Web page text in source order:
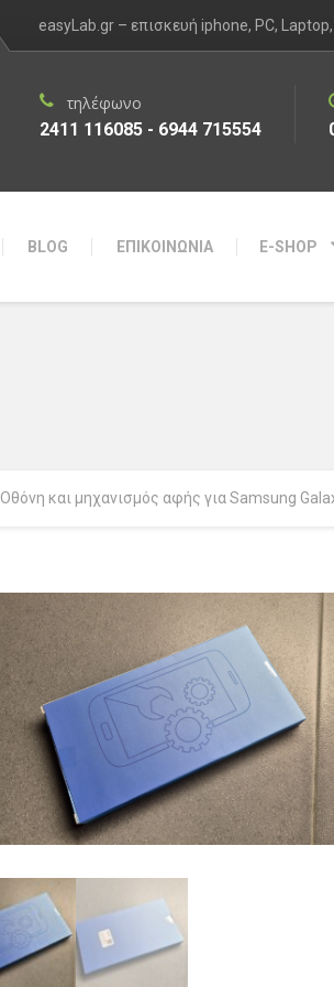
easyLab.gr – επισκευή iphone, PC,
BLOG ΕΠΙΚΟΙΝΩΝΙΑ E-SHOP
τηλέφωνο
2411 116085 - 6944 715554
Οθόνη και μηχανισμός αφής για Samsung